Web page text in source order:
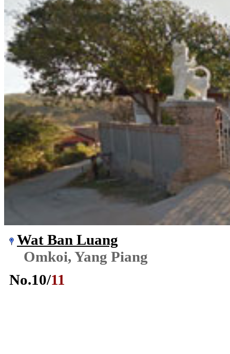
Wat Ban Luang
Omkoi, Yang Piang
No.10/11